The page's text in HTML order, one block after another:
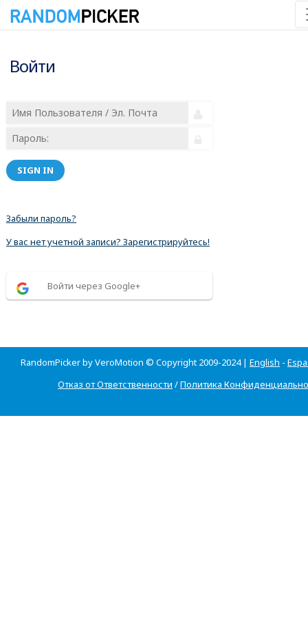
Войти
SIGN IN
Забыли пароль?
У вас нет учетной записи? Зарегистрируйтесь!
Войти через Google+
RandomPicker by VeroMotion © Copyright 2009-2024 | English -
Отказ от Ответственности /Политика